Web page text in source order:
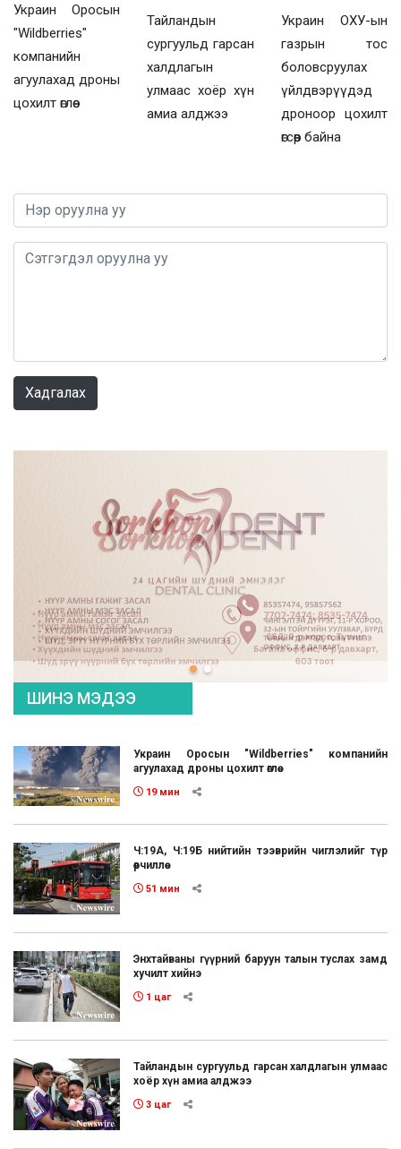
Украин Оросын
"Wildberries"
компанийн
агуулахад дроны
цохилт өглөө
Тайландын
сургуульд гарсан
халдлагын
улмаас хоёр хүн
амиа алджээ
Украин ОХУ-ын
газрын тос
боловсруулах
үйлдвэрүүдэд
дроноор цохилт
өгсөөр байна
Хадгалах
ШИНЭ МЭДЭЭ
Украин Оросын "Wildberries" компанийн
агуулахад дроны цохилт өглөө
19 мин
Ч:19А, Ч:19Б нийтийн тээврийн чиглэлийг түр
өөрчиллөө
51 мин
Энхтайваны гүүрний баруун талын туслах замд
хучилт хийнэ
1 цаг
Тайландын сургуульд гарсан халдлагын улмаас
хоёр хүн амиа алджээ
3 цаг